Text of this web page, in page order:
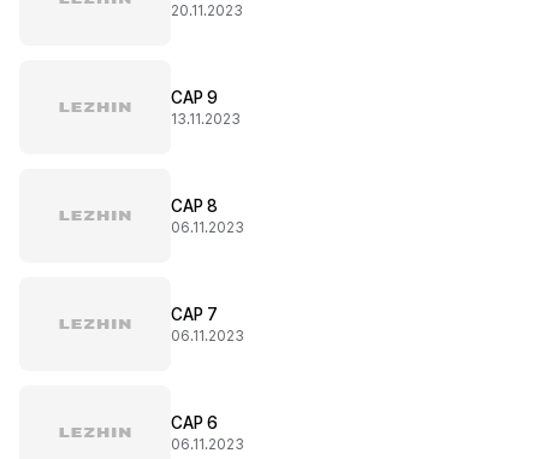
20.11.2023
CAP 9
13.11.2023
CAP 8
06.11.2023
CAP 7
06.11.2023
CAP 6
06.11.2023